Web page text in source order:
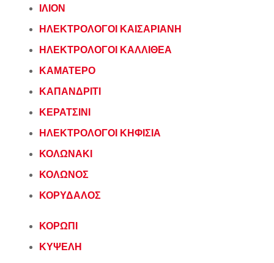
ΙΛΙΟΝ
ΗΛΕΚΤΡΟΛΟΓΟΙ ΚΑΙΣΑΡΙΑΝΗ
ΗΛΕΚΤΡΟΛΟΓΟΙ ΚΑΛΛΙΘΕΑ
ΚΑΜΑΤΕΡΟ
ΚΑΠΑΝΔΡΙΤΙ
ΚΕΡΑΤΣΙΝΙ
ΗΛΕΚΤΡΟΛΟΓΟΙ ΚΗΦΙΣΙΑ
ΚΟΛΩΝΑΚΙ
ΚΟΛΩΝΟΣ
ΚΟΡΥΔΑΛΟΣ
ΚΟΡΩΠΙ
ΚΥΨΕΛΗ